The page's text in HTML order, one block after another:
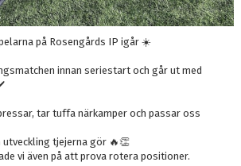
på Rosengårds IP igår ☀️
innan seriestart och går ut med
tar tuffa närkamper och passar oss
tjejerna gör 🔥👏
vi även på att prova rotera positioner.